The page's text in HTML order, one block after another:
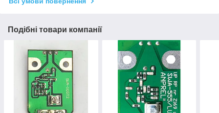
Подібні товари компанії